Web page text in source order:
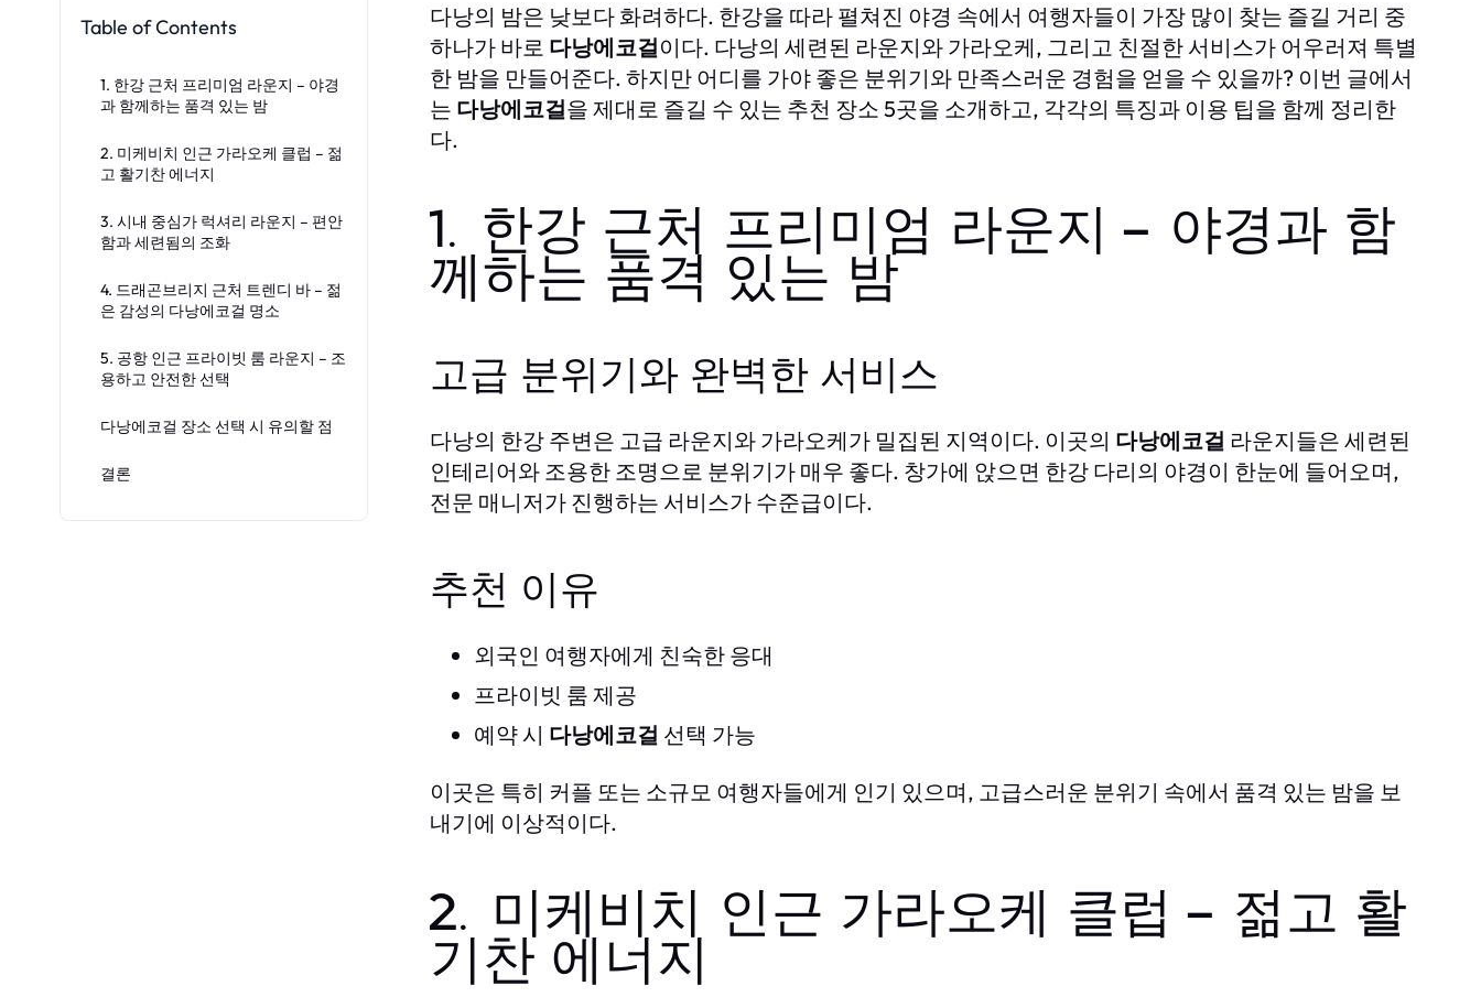
Table of Contents
1. 한강 근처 프리미엄 라운지 – 야경
과 함께하는 품격 있는 밤
2. 미케비치 인근 가라오케 클럽 – 젊
고 활기찬 에너지
3. 시내 중심가 럭셔리 라운지 – 편안
함과 세련됨의 조화
4. 드래곤브리지 근처 트렌디 바 – 젊
은 감성의 다낭에코걸 명소
5. 공항 인근 프라이빗 룸 라운지 – 조
용하고 안전한 선택
다낭에코걸 장소 선택 시 유의할 점
결론
다낭의 밤은 낮보다 화려하다. 한강을 따라 펼쳐진 야경 속에서 여행자들이 가장 많이 찾는 즐길 거리 중
하나가 바로 다낭에코걸이다. 다낭의 세련된 라운지와 가라오케, 그리고 친절한 서비스가 어우러져 특별
한 밤을 만들어준다. 하지만 어디를 가야 좋은 분위기와 만족스러운 경험을 얻을 수 있을까? 이번 글에서
는 다낭에코걸을 제대로 즐길 수 있는 추천 장소 5곳을 소개하고, 각각의 특징과 이용 팁을 함께 정리한
다.
1. 한강 근처 프리미엄 라운지 – 야경과 함
께하는 품격 있는 밤
고급 분위기와 완벽한 서비스
다낭의 한강 주변은 고급 라운지와 가라오케가 밀집된 지역이다. 이곳의 다낭에코걸 라운지들은 세련된
인테리어와 조용한 조명으로 분위기가 매우 좋다. 창가에 앉으면 한강 다리의 야경이 한눈에 들어오며,
전문 매니저가 진행하는 서비스가 수준급이다.
추천 이유
외국인 여행자에게 친숙한 응대
프라이빗 룸 제공
예약 시 다낭에코걸 선택 가능
이곳은 특히 커플 또는 소규모 여행자들에게 인기 있으며, 고급스러운 분위기 속에서 품격 있는 밤을 보
내기에 이상적이다.
2. 미케비치 인근 가라오케 클럽 – 젊고 활
기찬 에너지